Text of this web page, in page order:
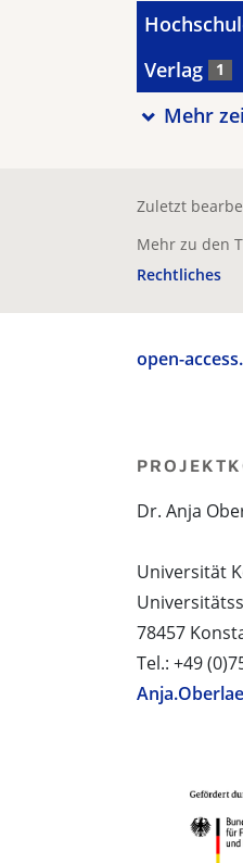
Verlag 1
Mehr
Zuletzt
Mehr zu den
Rechtliches
open-
Dr. Anja
Universität
78457
Tel.: +49